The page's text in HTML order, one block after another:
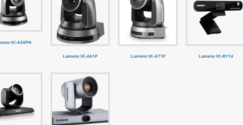
VC-A50PN
Lumens VC-A61P Lumens VC-A71P Lumens VC-B11U